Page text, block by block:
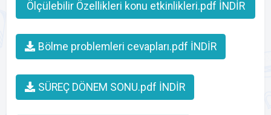
Ölçülebilir Özellikleri konu etkinlikleri.pdf İNDİR
Bölme problemleri cevapları.pdf İNDİR
SÜREÇ DÖNEM SONU.pdf İNDİR